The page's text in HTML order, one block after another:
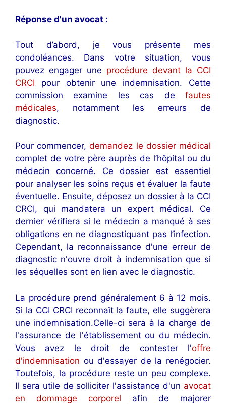
Réponse d'un avocat :
Tout d’abord, je vous présente mes
condoléances. Dans votre situation, vous
pouvez engager une procédure devant la CCI
CRCI pour obtenir une indemnisation. Cette
commission examine les cas de fautes
médicales, notamment les erreurs de
diagnostic.
Pour commencer,demandez le dossier médical
complet de votre père auprès de l’hôpital ou du
médecin concerné. Ce dossier est essentiel
pour analyser les soins reçus et évaluer la faute
éventuelle. Ensuite, déposez un dossier à la CCI
CRCI, qui mandatera un expert médical. Ce
dernier vérifiera si le médecin a manqué à ses
obligations en ne diagnostiquant pas l’infection.
Cependant, la reconnaissance d'une erreur de
diagnostic n'ouvre droit à indemnisation que si
les séquelles sont en lien avec le diagnostic.
La procédure prend généralement 6 à 12 mois.
Si la CCI CRCI reconnaît la faute, elle suggèrera
une indemnisation.Celle-ci sera à la charge de
l'assurance de l'établissement ou du médecin.
Vous avez le droit de contester l'offre
d'indemnisation ou d'essayer de la renégocier.
Toutefois, la procédure reste un peu complexe.
Il sera utile de solliciter l'assistance d'un avocat
en dommage corporel afin de majorer